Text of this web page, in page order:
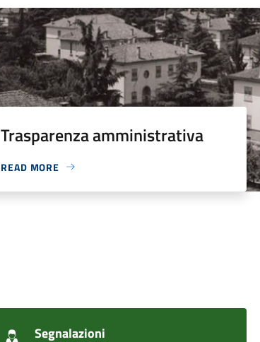
Trasparenza amministrativa
READ MORE
Segnalazioni